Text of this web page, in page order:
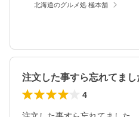
北海道のグルメ処 極本舗
注文した事すら忘れてま
4